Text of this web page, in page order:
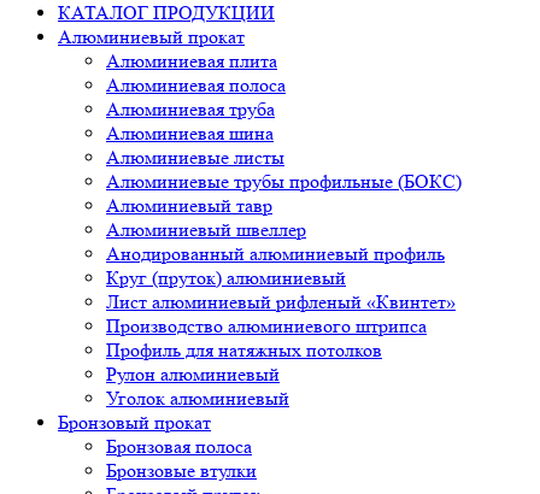
КАТАЛОГ ПРОДУКЦИИ
Алюминиевый прокат
Алюминиевая плита
Алюминиевая полоса
Алюминиевая труба
Алюминиевая шина
Алюминиевые листы
Алюминиевые трубы профильные (БОКС)
Алюминиевый тавр
Алюминиевый швеллер
Анодированный алюминиевый профиль
Круг (пруток) алюминиевый
Лист алюминиевый рифленый «Квинтет»
Производство алюминиевого штрипса
Профиль для натяжных потолков
Рулон алюминиевый
Уголок алюминиевый
Бронзовый прокат
Бронзовая полоса
Бронзовые втулки